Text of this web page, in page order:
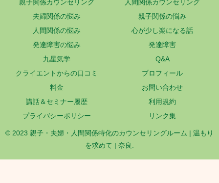
親子関係カウンセリング
人間関係カウンセリング
夫婦関係の悩み
親子関係の悩み
人間関係の悩み
心が少し楽になる話
発達障害の悩み
発達障害
九星気学
Q&A
クライエントからの口コミ
プロフィール
料金
お問い合わせ
講話＆セミナー履歴
利用規約
プライバシーポリシー
リンク集
© 2023 親子・夫婦・人間関係特化のカウンセリングルーム | 温もり
を求めて | 奈良.